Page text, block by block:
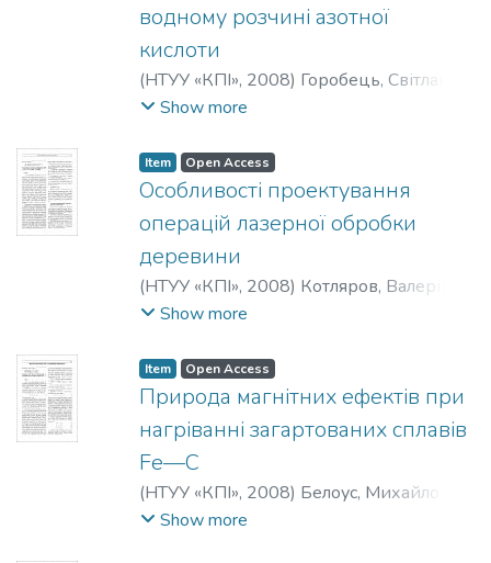
водному розчині азотної
кислоти
(НТУУ «КПІ», 2008) Горобець, Світлана
Василівна;Горобець, Оксана Юріївна
Юрій Олексійович
Show more
Item Open Access
Особливості проектування
операцій лазерної обробки
деревини
(НТУУ «КПІ», 2008) Котляров, Валерій
Павлович;Аламалходай, Пуря
Микола Іванович
Show more
Item Open Access
Природа магнітних ефектів при
нагріванні загартованих сплавів
Fe—C
(НТУУ «КПІ», 2008) Белоус, Михайло
В'ячеславович
Show more